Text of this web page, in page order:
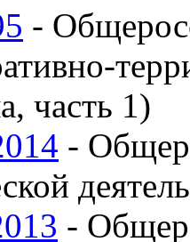
-
часть 1)
-
-